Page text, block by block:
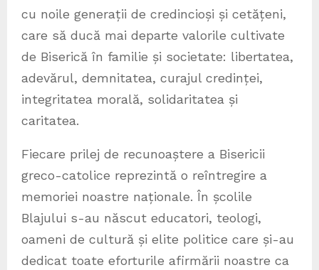
cu noile generații de credincioși și cetățeni,
care să ducă mai departe valorile cultivate
de Biserică în familie și societate: libertatea,
adevărul, demnitatea, curajul credinței,
integritatea morală, solidaritatea și
caritatea.
Fiecare prilej de recunoaștere a Bisericii
greco-catolice reprezintă o reîntregire a
memoriei noastre naționale. În școlile
Blajului s-au născut educatori, teologi,
oameni de cultură și elite politice care și-au
dedicat toate eforturile afirmării noastre ca